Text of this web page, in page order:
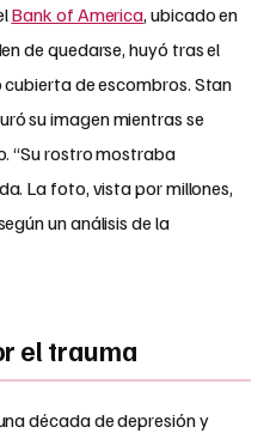
Bank of America, ubicado en
de quedarse, huyó tras el
de escombros. Stan
su imagen mientras se
“Su rostro mostraba
La foto, vista por millones,
un análisis de la
el trauma
década de depresión y